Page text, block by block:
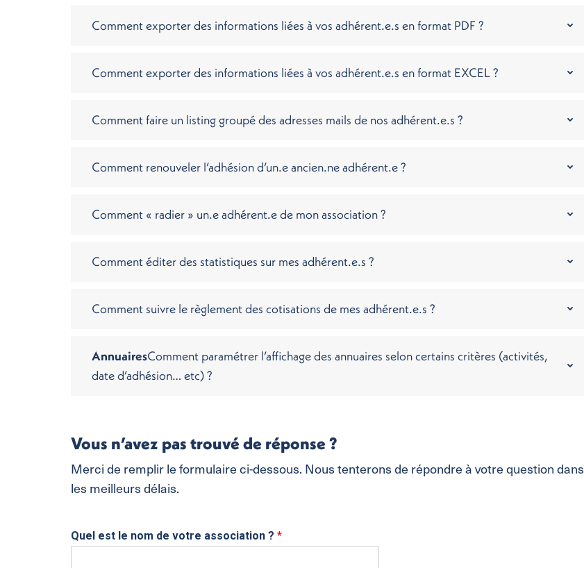
Comment exporter des informations liées à vos adhérent.e.s en format PDF ?
Comment exporter des informations liées à vos adhérent.e.s en format EXCEL ?
Comment faire un listing groupé des adresses mails de nos adhérent.e.s ?
Comment renouveler l’adhésion d’un.e ancien.ne adhérent.e ?
Comment « radier » un.e adhérent.e de mon association ?
Comment éditer des statistiques sur mes adhérent.e.s ?
Comment suivre le règlement des cotisations de mes adhérent.e.s ?
AnnuairesComment paramétrer l’affichage des annuaires selon certains critères (activités,
date d’adhésion… etc) ?
Vous n’avez pas trouvé de réponse ?
Merci de remplir le formulaire ci-dessous. Nous tenterons de répondre à votre question dans
les meilleurs délais.
n
o
Quel est le nom de votre association ? *